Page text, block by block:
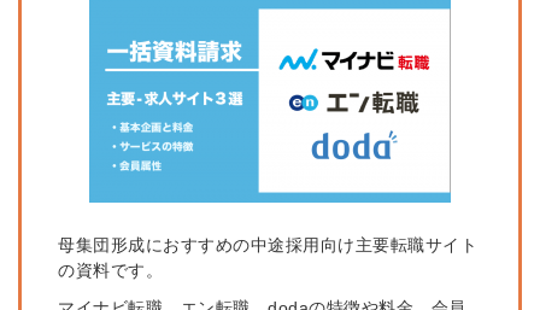
母集団形成におすすめの中途採用向け主要転職サイト
の資料です。